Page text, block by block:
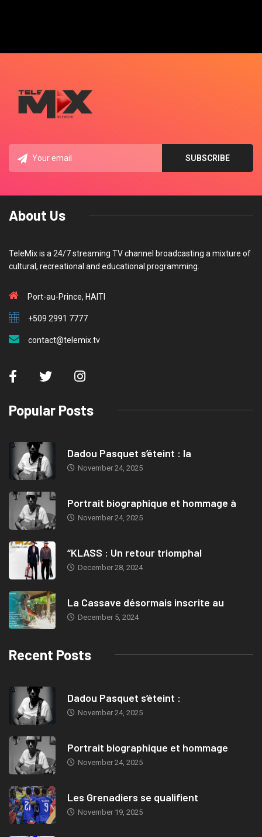
About Us
TeleMix is a 24/7 streaming TV channel broadcasting a mixture of
cultural, recreational and educational programming.
Port-au-Prince, HAITI
+509 2991 7777
contact@telemix.tv
Popular Posts
Dadou Pasquet s’éteint : la
November 24, 2025
Portrait biographique et hommage à
November 24, 2025
“KLASS : Un retour triomphal
December 28, 2024
La Cassave désormais inscrite au
December 5, 2024
Recent Posts
Dadou Pasquet s’éteint :
November 24, 2025
Portrait biographique et hommage
November 24, 2025
Les Grenadiers se qualifient
November 19, 2025